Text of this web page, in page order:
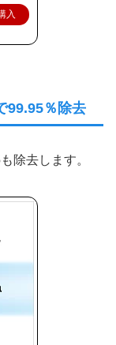
入
99.95％除去
除去します。